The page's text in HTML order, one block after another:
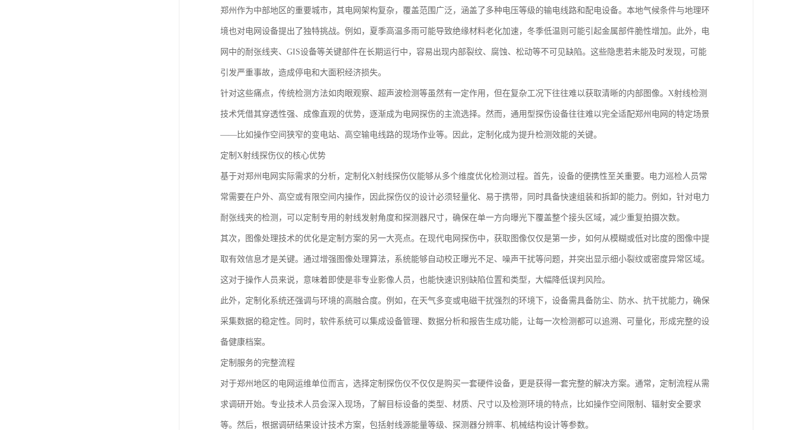
郑州作为中部地区的重要城市，其电网架构复杂，覆盖范围广泛，涵盖了多种电压等级的输电线路和配电设备。本地气候条件与地理环
境也对电网设备提出了独特挑战。例如，夏季高温多雨可能导致绝缘材料老化加速，冬季低温则可能引起金属部件脆性增加。此外，电
网中的耐张线夹、GIS设备等关键部件在长期运行中，容易出现内部裂纹、腐蚀、松动等不可见缺陷。这些隐患若未能及时发现，可能
引发严重事故，造成停电和大面积经济损失。
针对这些痛点，传统检测方法如肉眼观察、超声波检测等虽然有一定作用，但在复杂工况下往往难以获取清晰的内部图像。X射线检测
技术凭借其穿透性强、成像直观的优势，逐渐成为电网探伤的主流选择。然而，通用型探伤设备往往难以完全适配郑州电网的特定场景
——比如操作空间狭窄的变电站、高空输电线路的现场作业等。因此，定制化成为提升检测效能的关键。
定制X射线探伤仪的核心优势
基于对郑州电网实际需求的分析，定制化X射线探伤仪能够从多个维度优化检测过程。首先，设备的便携性至关重要。电力巡检人员常
常需要在户外、高空或有限空间内操作，因此探伤仪的设计必须轻量化、易于携带，同时具备快速组装和拆卸的能力。例如，针对电力
耐张线夹的检测，可以定制专用的射线发射角度和探测器尺寸，确保在单一方向曝光下覆盖整个接头区域，减少重复拍摄次数。
其次，图像处理技术的优化是定制方案的另一大亮点。在现代电网探伤中，获取图像仅仅是第一步，如何从模糊或低对比度的图像中提
取有效信息才是关键。通过增强图像处理算法，系统能够自动校正曝光不足、噪声干扰等问题，并突出显示细小裂纹或密度异常区域。
这对于操作人员来说，意味着即使是非专业影像人员，也能快速识别缺陷位置和类型，大幅降低误判风险。
此外，定制化系统还强调与环境的高融合度。例如，在天气多变或电磁干扰强烈的环境下，设备需具备防尘、防水、抗干扰能力，确保
采集数据的稳定性。同时，软件系统可以集成设备管理、数据分析和报告生成功能，让每一次检测都可以追溯、可量化，形成完整的设
备健康档案。
定制服务的完整流程
对于郑州地区的电网运维单位而言，选择定制探伤仪不仅仅是购买一套硬件设备，更是获得一套完整的解决方案。通常，定制流程从需
求调研开始。专业技术人员会深入现场，了解目标设备的类型、材质、尺寸以及检测环境的特点，比如操作空间限制、辐射安全要求
等。然后，根据调研结果设计技术方案，包括射线源能量等级、探测器分辨率、机械结构设计等参数。